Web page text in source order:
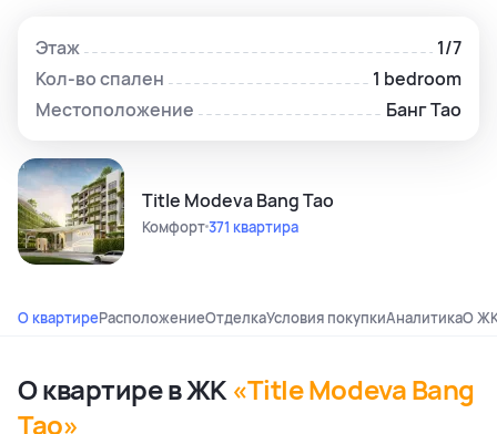
Этаж
1/7
Кол-во спален
1 bedroom
Местоположение
Банг Тао
Title Modeva Bang Tao
Комфорт371 квартира
О квартиреРасположениеОтделкаУсловия покупкиАналитикаО
О квартире в ЖК «Title Modeva Bang
Tao»